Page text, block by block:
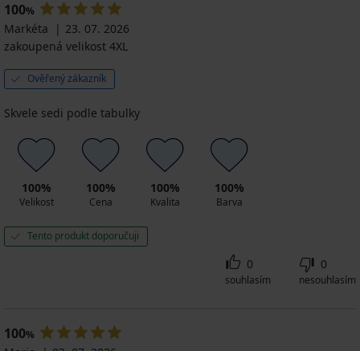
100%
Markéta
23. 07. 2026
zakoupená velikost 4XL
Ověřený zákazník
Skvele sedi podle tabulky
100%
Velikost
100%
Cena
100%
Kvalita
100%
Barva
Tento produkt doporučuji
0
souhlasím
0
nesouhlasím
100%